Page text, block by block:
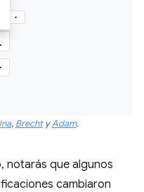
, BrechtyAdam.
notarás que algunos
cambiaron